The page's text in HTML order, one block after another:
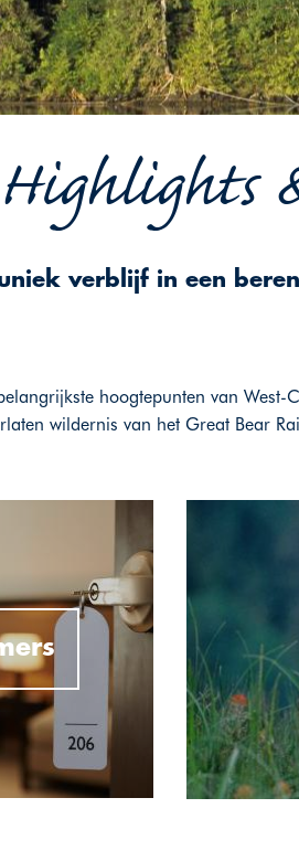
verblijf in een
hoogtepunten van West-
wildernis van het Great Bear